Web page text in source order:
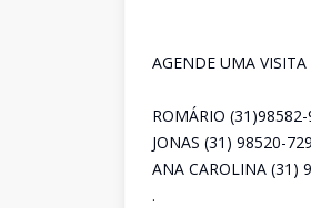
AGENDE UMA
ROMÁRIO
JONAS (31) 98520-
ANA CAROLINA (31)
.